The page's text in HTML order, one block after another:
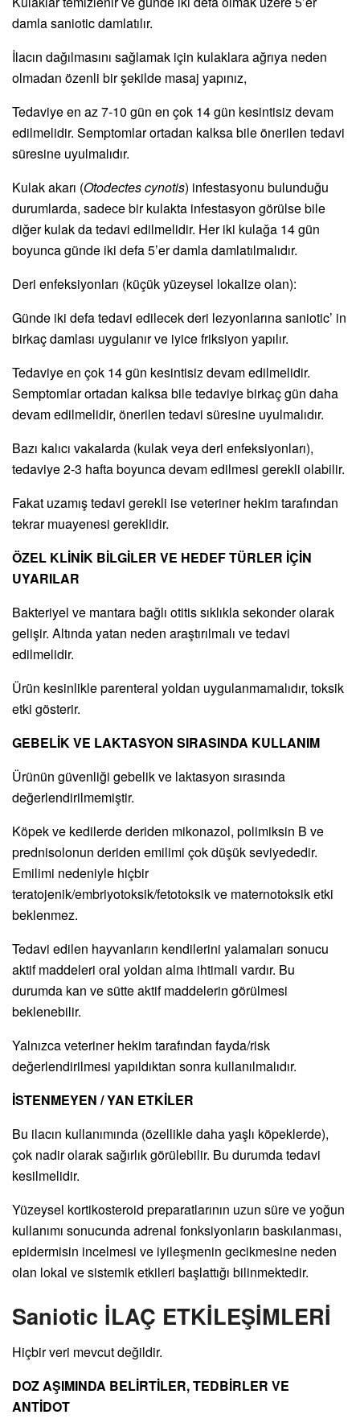
damla saniotic damlatılır.
İlacın dağılmasını sağlamak için kulaklara ağrıya neden
olmadan özenli bir şekilde masaj yapınız,
Tedaviye en az 7-10 gün en çok 14 gün kesintisiz devam
edilmelidir. Semptomlar ortadan kalksa bile önerilen tedavi
süresine uyulmalıdır.
Kulak akarı (Otodectes cynotis) infestasyonu bulunduğu
durumlarda, sadece bir kulakta infestasyon görülse bile
diğer kulak da tedavi edilmelidir. Her iki kulağa 14 gün
boyunca günde iki defa 5’er damla damlatılmalıdır.
Deri enfeksiyonları (küçük yüzeysel lokalize olan):
Günde iki defa tedavi edilecek deri lezyonlarına saniotic’ in
birkaç damlası uygulanır ve iyice friksiyon yapılır.
Tedaviye en çok 14 gün kesintisiz devam edilmelidir.
Semptomlar ortadan kalksa bile tedaviye birkaç gün daha
devam edilmelidir, önerilen tedavi süresine uyulmalıdır.
Bazı kalıcı vakalarda (kulak veya deri enfeksiyonları),
tedaviye 2-3 hafta boyunca devam edilmesi gerekli olabilir.
Fakat uzamış tedavi gerekli ise veteriner hekim tarafından
tekrar muayenesi gereklidir.
ÖZEL KLİNİK BİLGİLER VE HEDEF TÜRLER İÇİN
UYARILAR
Bakteriyel ve mantara bağlı otitis sıklıkla sekonder olarak
gelişir. Altında yatan neden araştırılmalı ve tedavi
edilmelidir.
Ürün kesinlikle parenteral yoldan uygulanmamalıdır, toksik
etki gösterir.
GEBELİK VE LAKTASYON SIRASINDA KULLANIM
Ürünün güvenliği gebelik ve laktasyon sırasında
değerlendirilmemiştir.
Köpek ve kedilerde deriden mikonazol, polimiksin B ve
prednisolonun deriden emilimi çok düşük seviyededir.
Emilimi nedeniyle hiçbir
teratojenik/embriyotoksik/fetotoksik ve maternotoksik etki
beklenmez.
Tedavi edilen hayvanların kendilerini yalamaları sonucu
aktif maddeleri oral yoldan alma ihtimali vardır. Bu
durumda kan ve sütte aktif maddelerin görülmesi
beklenebilir.
Yalnızca veteriner hekim tarafından fayda/risk
değerlendirilmesi yapıldıktan sonra kullanılmalıdır.
İSTENMEYEN / YAN ETKİLER
Bu ilacın kullanımında (özellikle daha yaşlı köpeklerde),
çok nadir olarak sağırlık görülebilir. Bu durumda tedavi
kesilmelidir.
Yüzeysel kortikosteroid preparatlarının uzun süre ve yoğun
kullanımı sonucunda adrenal fonksiyonların baskılanması,
epidermisin incelmesi ve iyileşmenin gecikmesine neden
olan lokal ve sistemik etkileri başlattığı bilinmektedir.
Saniotic İLAÇ ETKİLEŞİMLERİ
Hiçbir veri mevcut değildir.
DOZ AŞIMINDA BELİRTİLER, TEDBİRLER VE
ANTİDOT